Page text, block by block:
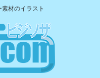
材のイラスト